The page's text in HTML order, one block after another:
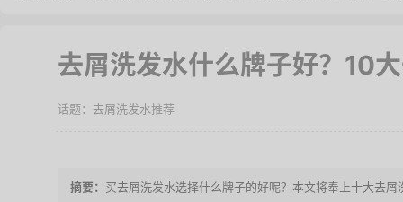
去屑洗发水什么牌子好？10
去屑洗发水推荐
买去屑洗发水选择什么牌子的好呢？本文将奉上十大去